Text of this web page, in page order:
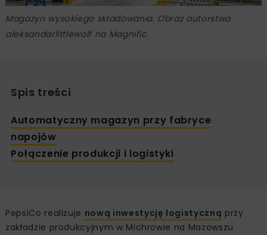
Magazyn wysokiego składowania. Obraz autorstwa
aleksandarlittlewolf na Magnific
Spis treści
Automatyczny magazyn przy fabryce
napojów
Połączenie produkcji i logistyki
PepsiCo realizuje nową inwestycję logistyczną przy
zakładzie produkcyjnym w Michrowie na Mazowszu.